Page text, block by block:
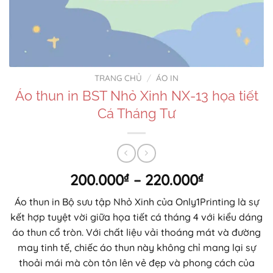
TRANG CHỦ / ÁO IN
Áo thun in BST Nhỏ Xinh NX-13 họa tiết
Cá Tháng Tư
200.000₫ – 220.000₫Khoảng
giá:
từ
200.000₫
đến
220.000₫
Áo thun in Bộ sưu tập Nhỏ Xinh của Only1Printing là sự
kết hợp tuyệt vời giữa họa tiết cá tháng 4 với kiểu dáng
áo thun cổ tròn. Với chất liệu vải thoáng mát và đường
may tinh tế, chiếc áo thun này không chỉ mang lại sự
thoải mái mà còn tôn lên vẻ đẹp và phong cách của